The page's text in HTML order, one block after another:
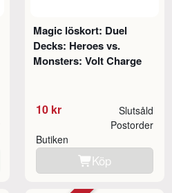
Magic löskort: Duel
Decks: Heroes vs.
Monsters: Volt Charge
10 kr Slutsåld
Butiken
Postorder
Köp